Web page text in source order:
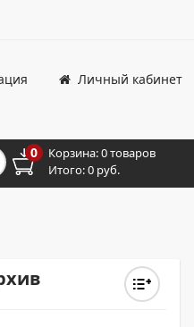
Личный кабинет
0 Корзина:0 товаров
Итого:0 руб.